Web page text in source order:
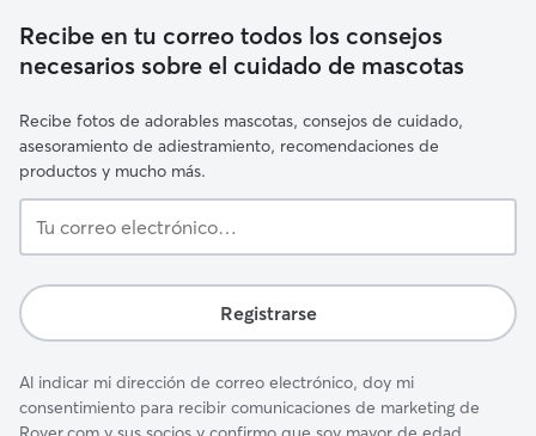
Recibe en tu correo todos los consejos
necesarios sobre el cuidado de mascotas
Recibe fotos de adorables mascotas, consejos de cuidado,
asesoramiento de adiestramiento, recomendaciones de
productos y mucho más.
correo
Registrarse
Al indicar mi dirección de correo electrónico, doy mi
consentimiento para recibir comunicaciones de marketing de